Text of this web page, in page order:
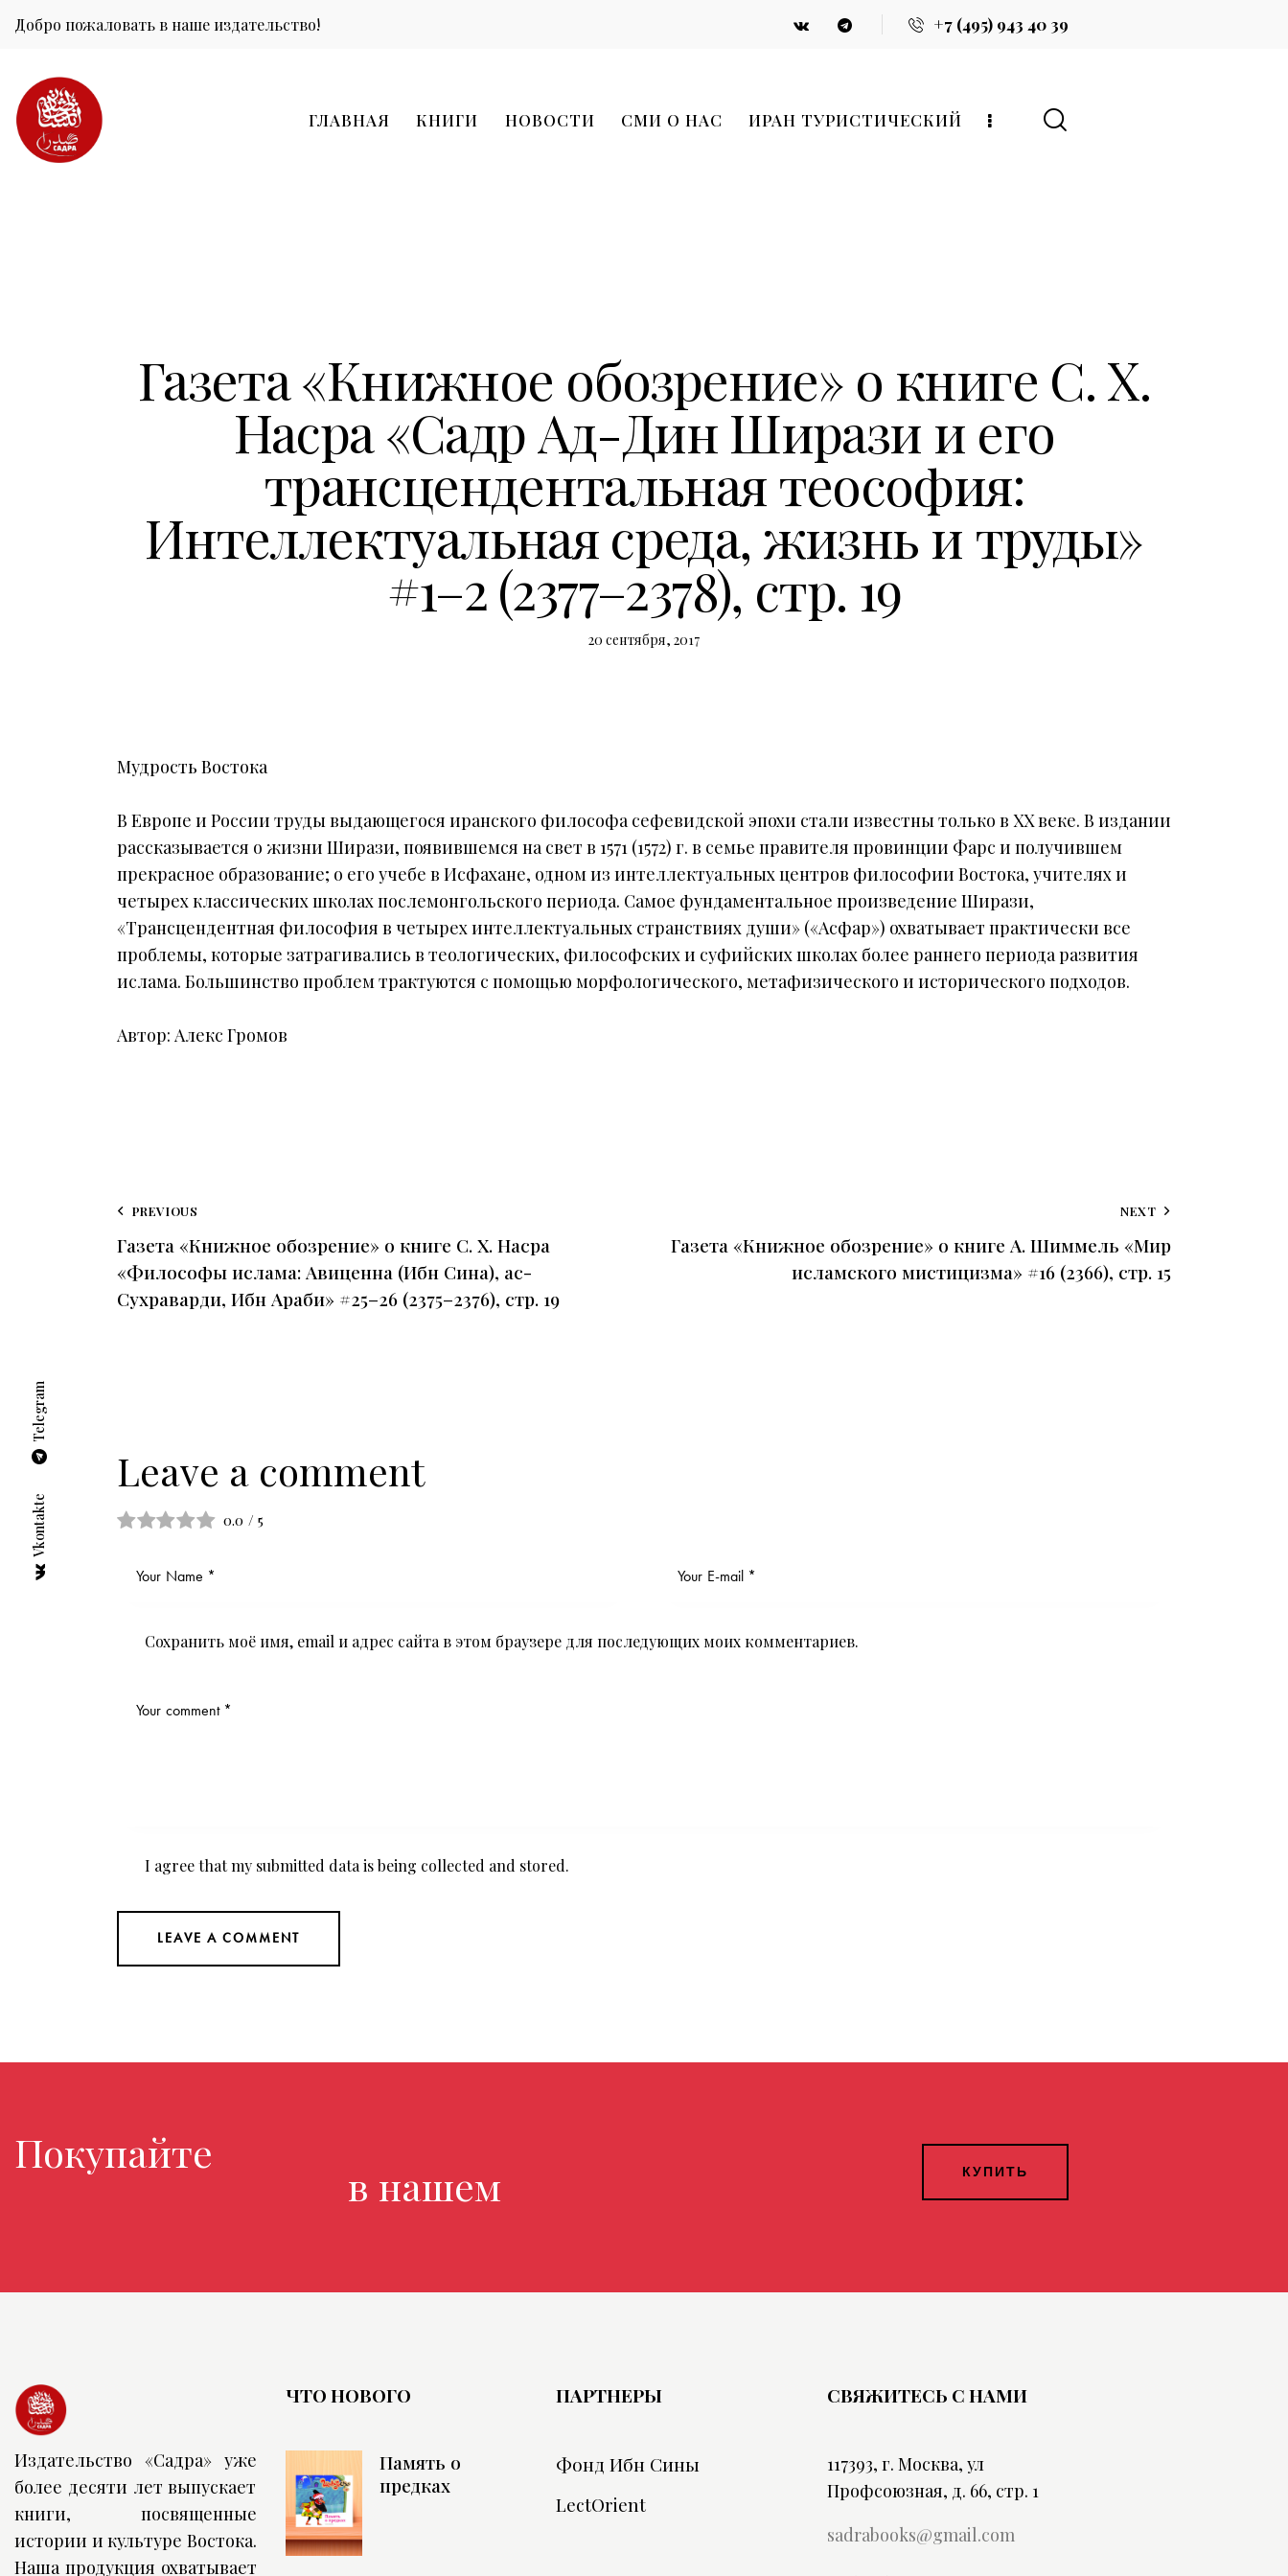
Добро пожаловать в наше издательство! +7 (495) 943 40 39
ГЛАВНАЯ КНИГИ НОВОСТИ СМИ О НАС ИРАН ТУРИСТИЧЕСКИЙ
Газета «Книжное обозрение» о книге С. Х.
Насра «Садр Ад-Дин Ширази и его
трансцендентальная теософия:
Интеллектуальная среда, жизнь и труды»
#1–2 (2377–2378), стр. 19
20 сентября, 2017
Мудрость Востока
В Европе и России труды выдающегося иранского философа сефевидской эпохи стали известны только в XX веке. В издании
рассказывается о жизни Ширази, появившемся на свет в 1571 (1572) г. в семье правителя провинции Фарс и получившем
прекрасное образование; о его учебе в Исфахане, одном из интеллектуальных центров философии Востока, учителях и
четырех классических школах послемонгольского периода. Самое фундаментальное произведение Ширази,
«Трансцендентная философия в четырех интеллектуальных странствиях души» («Асфар») охватывает практически все
проблемы, которые затрагивались в теологических, философских и суфийских школах более раннего периода развития
ислама. Большинство проблем трактуются с помощью морфологического, метафизического и исторического подходов.
Автор: Алекс Громов
PREVIOUS
Газета «Книжное обозрение» о книге С. Х. Насра
«Философы ислама: Авиценна (Ибн Сина), ас-
Сухраварди, Ибн Араби» #25–26 (2375–2376), стр. 19
NEXT
Газета «Книжное обозрение» о книге А. Шиммель «Мир
исламского мистицизма» #16 (2366), стр. 15
Leave a comment
0.0 / 5
Сохранить моё имя, email и адрес сайта в этом браузере для последующих моих комментариев.
I agree that my submitted data is being collected and stored.
Покупайте люби
в нашем мага КУПИТЬ
Издательство «Садра» уже
более десяти лет выпускает
книги, посвященные
истории и культуре Востока.
Наша продукция охватывает
ЧТО НОВОГО
Память о
предках
ПАРТНЕРЫ
Фонд Ибн Сины
LectOrient
СВЯЖИТЕСЬ С НАМИ
117393, г. Москва, ул
Профсоюзная, д. 66, стр. 1
sadrabooks@gmail.com
Vkontakte
Telegram